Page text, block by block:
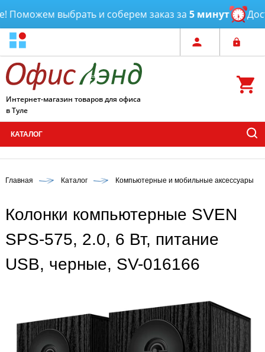
выбрать и соберем заказ за 5 минут
Интернет-магазин товаров для офиса
в Туле
КАТАЛОГ
Главная Каталог Компьютерные и мобильные аксессуары
Колонки компьютерные SVEN
SPS-575, 2.0, 6 Вт, питание
USB, черные, SV-016166